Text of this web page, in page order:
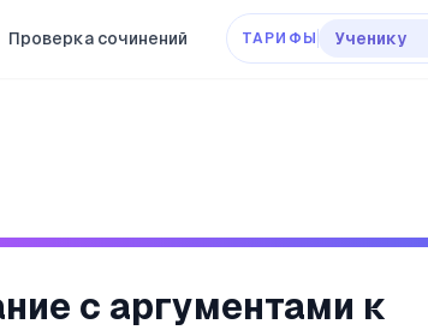
Проверка сочинений ТАРИФЫ Ученику
с аргументами к